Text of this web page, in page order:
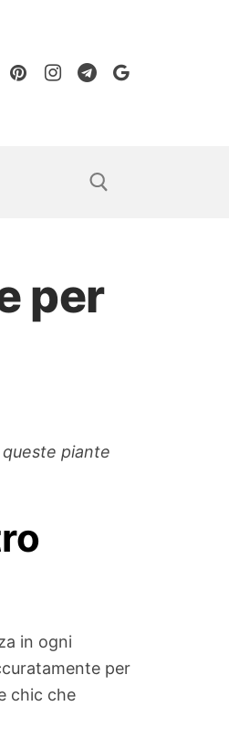
per
piante
in ogni
per
chic che